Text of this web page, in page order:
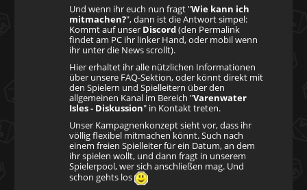
Und wenn ihr euch nun fragt "Wie kann ich
mitmachen?", dann ist die Antwort simpel:
Kommt auf unser Discord(den Permalink
findet am PC ihr linker Hand, oder mobil wenn
ihr unter die News scrollt).
Hier erhaltet ihr alle nützlichen Informationen
über unsere FAQ-Sektion, oder könnt direkt mit
den Spielern und Spielleitern über den
allgemeinen Kanal im Bereich "Varenwater
Isles - Diskussion" in Kontakt treten.
Unser Kampagnenkonzept sieht vor, dass ihr
völlig flexibel mitmachen könnt. Such nach
einem freien Spielleiter für ein Datum, an dem
ihr spielen wollt, und dann fragt in unserem
Spielerpool, wer sich anschließen mag. Und
schon gehts los